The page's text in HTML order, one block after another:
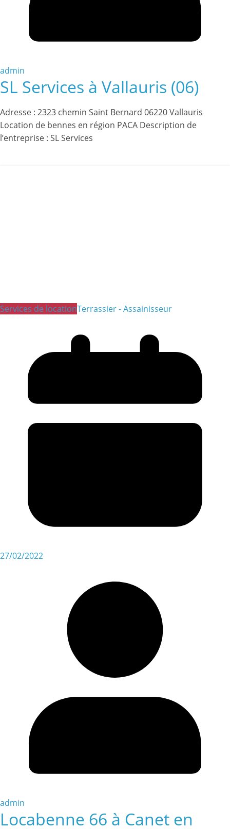
admin
SL Services à Vallauris (06)
Adresse : 2323 chemin Saint Bernard 06220 Vallauris
Location de bennes en région PACA Description de
l’entreprise : SL Services
Services de locationTerrassier - Assainisseur
27/02/2022
admin
Locabenne 66 à Canet en